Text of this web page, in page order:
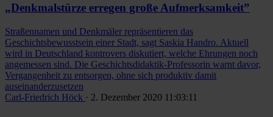
„Denkmalstürze erregen große Aufmerksamkeit”
Straßennamen und Denkmäler repräsentieren das
Geschichtsbewusstsein einer Stadt, sagt Saskia Handro. Aktuell
wird in Deutschland kontrovers diskutiert, welche Ehrungen noch
angemessen sind. Die Geschichtsdidaktik-Professorin warnt davor,
Vergangenheit zu entsorgen, ohne sich produktiv damit
auseinanderzusetzen
Carl-Friedrich Höck · 2. Dezember 2020 11:03:11